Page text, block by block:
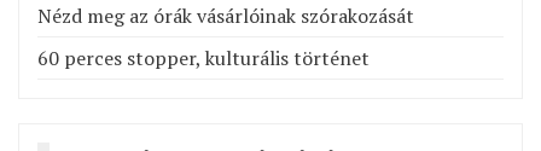
Nézd meg az órák vásárlóinak szórakozását
60 perces stopper, kulturális történet